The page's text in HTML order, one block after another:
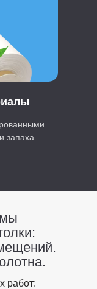
запаха
мы
работ: